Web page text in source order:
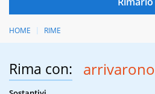
HOME RIME
Rima con: arrivarono